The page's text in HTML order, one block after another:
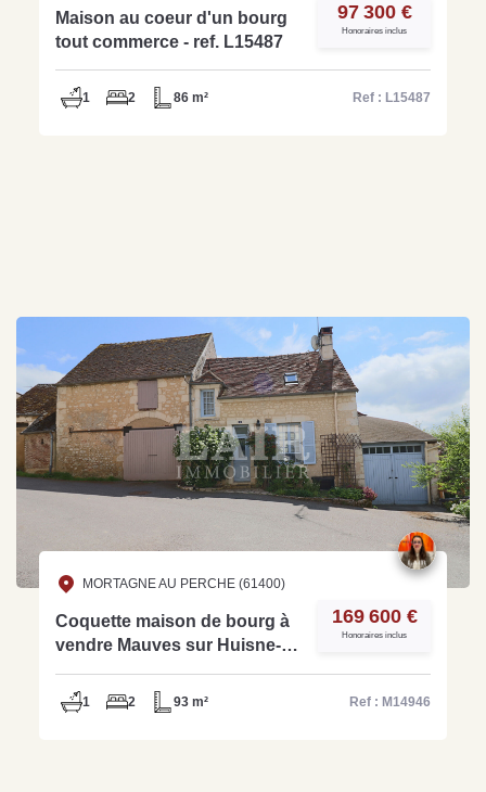
Maison au coeur d'un bourg
tout commerce - ref. L15487
97 300 €
Honoraires inclus
1 2 86 m² Ref : L15487
MORTAGNE AU PERCHE (61400)
Coquette maison de bourg à
vendre Mauves sur Huisne-
169 600 €
Honoraires inclus
1 2 93 m² Ref : M14946